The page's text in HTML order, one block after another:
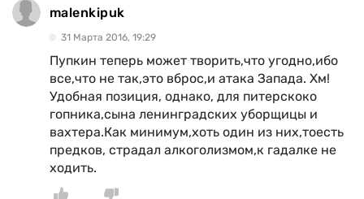
malenkipuk
31 Марта 2016, 19:29
Пупкин теперь может творить,что угодно,ибо
все,что не так,это вброс,и атака Запада. Хм!
Удобная позиция, однако, для питерскоко
гопника,сына ленинградских уборщицы и
вахтера.Как минимум,хоть один из них,тоесть
предков, страдал алкоголизмом,к гадалке не
ходить.